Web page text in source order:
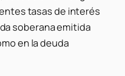
tasas de interés
soberana emitida
en la deuda